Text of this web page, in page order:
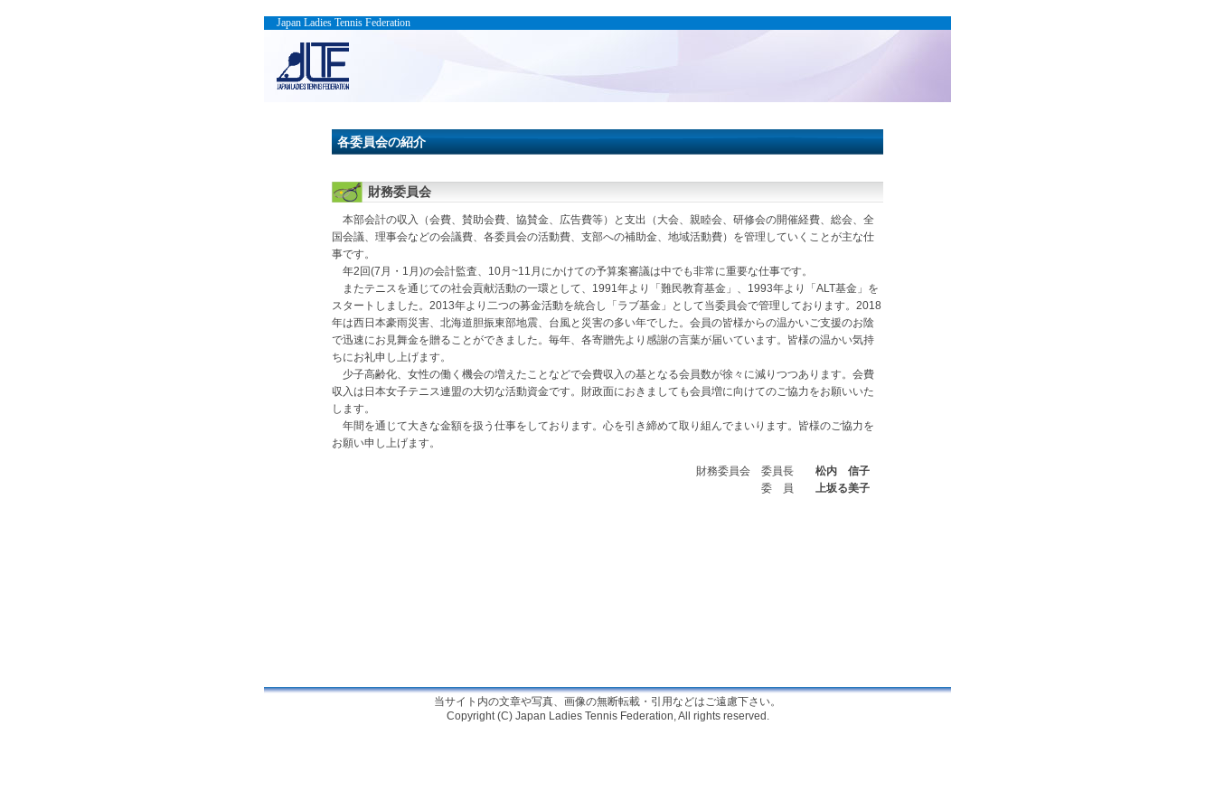
Japan Ladies Tennis Federation
各委員会の紹介
財務委員会
本部会計の収入（会費、賛助会費、協賛金、広告費等）と支出（大会、親睦会、研修会の開催経費、総会、全
国会議、理事会などの会議費、各委員会の活動費、支部への補助金、地域活動費）を管理していくことが主な仕
事です。
年2回(7月・1月)の会計監査、10月~11月にかけての予算案審議は中でも非常に重要な仕事です。
またテニスを通じての社会貢献活動の一環として、1991年より「難民教育基金」、1993年より「ALT基金」を
スタートしました。2013年より二つの募金活動を統合し「ラブ基金」として当委員会で管理しております。2018
年は西日本豪雨災害、北海道胆振東部地震、台風と災害の多い年でした。会員の皆様からの温かいご支援のお陰
で迅速にお見舞金を贈ることができました。毎年、各寄贈先より感謝の言葉が届いています。皆様の温かい気持
ちにお礼申し上げます。
少子高齢化、女性の働く機会の増えたことなどで会費収入の基となる会員数が徐々に減りつつあります。会費
収入は日本女子テニス連盟の大切な活動資金です。財政面におきましても会員増に向けてのご協力をお願いいた
します。
年間を通じて大きな金額を扱う仕事をしております。心を引き締めて取り組んでまいります。皆様のご協力を
お願い申し上げます。
財務委員会 委員長 松内 信子
委 員 上坂る美子
当サイト内の文章や写真、画像の無断転載・引用などはご遠慮下さい。
Copyright (C) Japan Ladies Tennis Federation, All rights reserved.